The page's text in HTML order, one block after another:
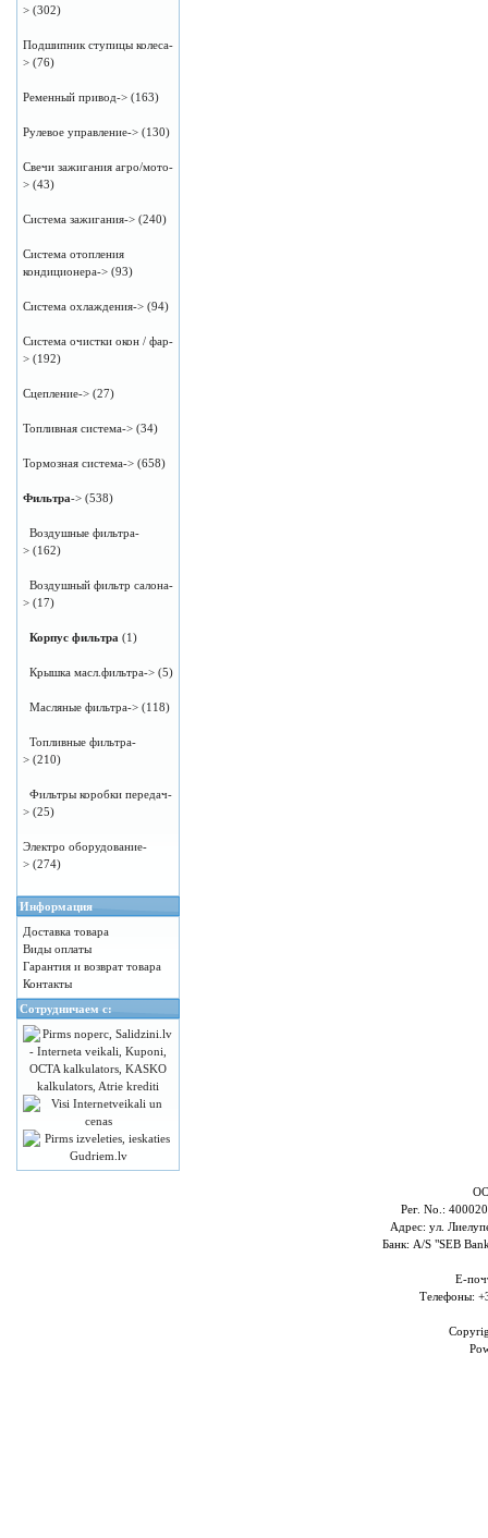
> (302)
Подшипник ступицы колеса-
> (76)
Ременный привод-> (163)
Рулевое управление-> (130)
Свечи зажигания агро/мото-
> (43)
Система зажигания-> (240)
Система отопления
кондиционера-> (93)
Система охлаждения-> (94)
Система очистки окон / фар-
> (192)
Сцепление-> (27)
Топливная система-> (34)
Тормозная система-> (658)
Фильтра-> (538)
Воздушные фильтра-
> (162)
Воздушный фильтр салона-
> (17)
Корпус фильтра (1)
Крышка масл.фильтра-> (5)
Масляные фильтра-> (118)
Топливные фильтра-
> (210)
Фильтры коробки передач-
> (25)
Электро оборудование-
> (274)
Информация
Доставка товара
Виды оплаты
Гарантия и возврат товара
Контакты
Сотрудничаем с:
Рег. No.:
Адрес: ул.
Банк: A/S "SEB
E-
Телефоны: